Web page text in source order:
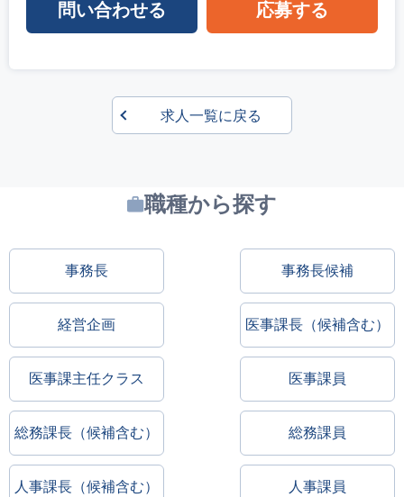
問い合わせる 応募する
求人一覧に戻る
職種から探す
事務長 事務長候補
経営企画 医事課長（候補含む）
医事課主任クラス 医事課員
総務課長（候補含む） 総務課員
人事課長（候補含む） 人事課員